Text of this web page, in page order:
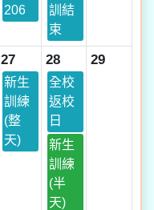
206
訓結
束
27
新生
訓練
(整
天)
28
全校
返校
日
新生
訓練
(半
天)
29